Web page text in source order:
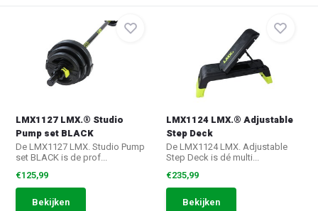
LMX1127 LMX.® Studio
Pump set BLACK
De LMX1127 LMX. Studio Pump
set BLACK is de prof...
€125,99
Bekijken
LMX1124 LMX.® Adjustable
Step Deck
De LMX1124 LMX. Adjustable
Step Deck is dé multi...
€235,99
Bekijken